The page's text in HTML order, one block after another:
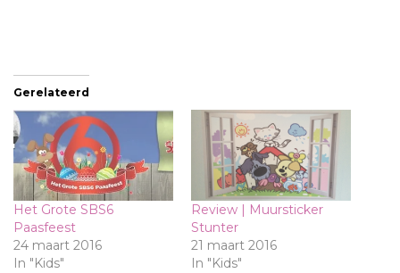
Gerelateerd
Het Grote SBS6
Paasfeest
24 maart 2016
In "Kids"
Review | Muursticker
Stunter
21 maart 2016
In "Kids"